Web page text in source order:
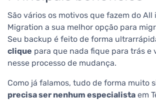
São vários os motivos que fazem do All
Migration a sua melhor opção para
Seu backup é feito de forma
clique para que nada fique para trás e
nesse processo de mudança.
Como já falamos, tudo de forma muito
precisa ser nenhum especialista em